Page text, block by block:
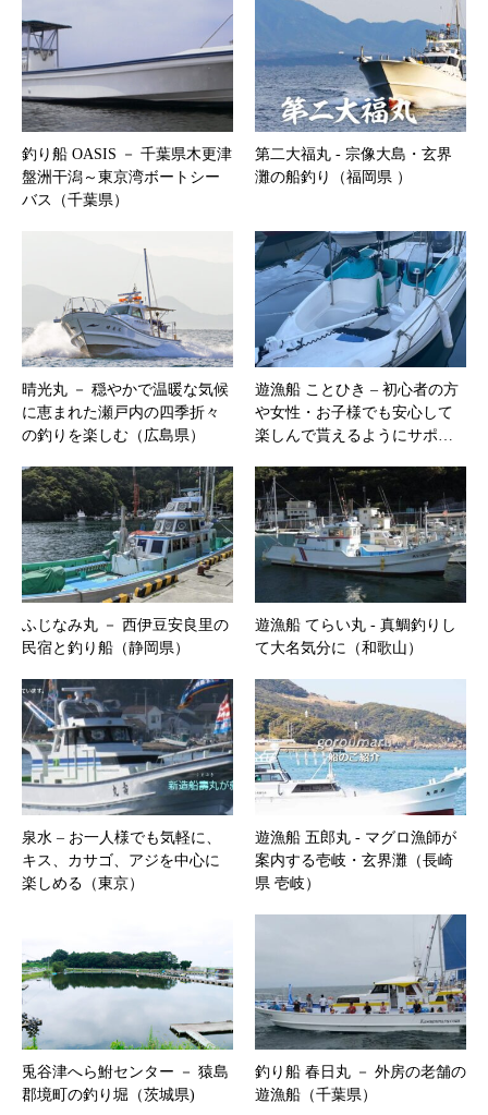
釣り船 OASIS － 千葉県木更津
盤洲干潟～東京湾ボートシー
バス（千葉県）
第二大福丸 ‐ 宗像大島・玄界
灘の船釣り（福岡県 ）
晴光丸 － 穏やかで温暖な気候
に恵まれた瀬戸内の四季折々
の釣りを楽しむ（広島県）
遊漁船 ことひき – 初心者の方
や女性・お子様でも安心して
楽しんで貰えるようにサポ…
ふじなみ丸 － 西伊豆安良里の
民宿と釣り船（静岡県）
遊漁船 てらい丸 ‐ 真鯛釣りし
て大名気分に（和歌山）
泉水 – お一人様でも気軽に、
キス、カサゴ、アジを中心に
楽しめる（東京）
遊漁船 五郎丸 ‐ マグロ漁師が
案内する壱岐・玄界灘（長崎
県 壱岐）
兎谷津へら鮒センター － 猿島
郡境町の釣り堀（茨城県)
釣り船 春日丸 － 外房の老舗の
遊漁船（千葉県）